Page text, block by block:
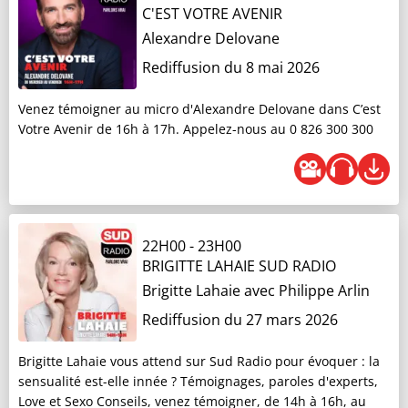
C'EST VOTRE AVENIR
Alexandre Delovane
Rediffusion du 8 mai 2026
Venez témoigner au micro d'Alexandre Delovane dans C’est
Votre Avenir de 16h à 17h. Appelez-nous au 0 826 300 300
22H00-23H00
BRIGITTE LAHAIE SUD RADIO
Brigitte Lahaieavec Philippe Arlin
Rediffusion du 27 mars 2026
Brigitte Lahaie vous attend sur Sud Radio pour évoquer : la
sensualité est-elle innée ? Témoignages, paroles d'experts,
Love et Sexo Conseils, venez témoigner, de 14h à 16h, au